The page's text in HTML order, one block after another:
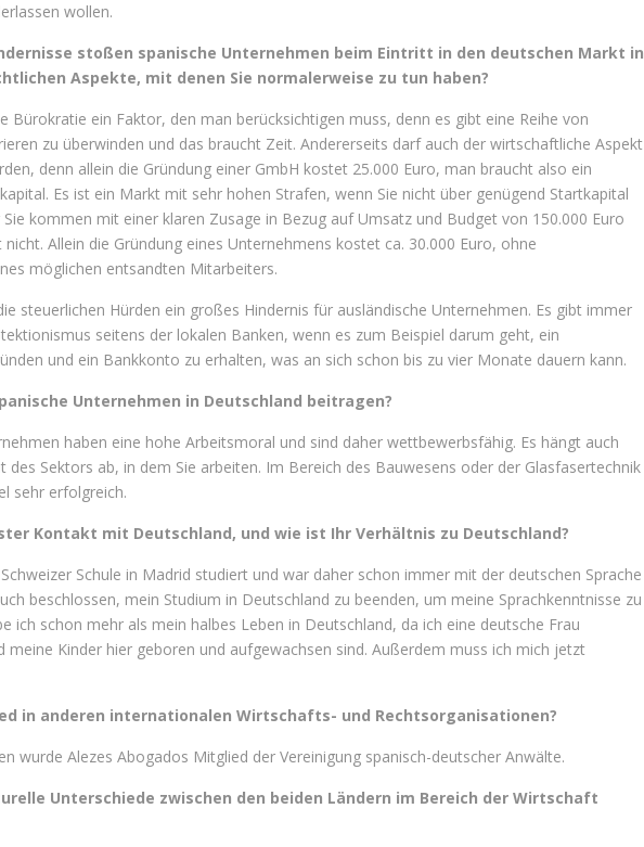
wollen.
stoßen spanische Unternehmen beim Eintritt in den deutschen Markt in
Aspekte, mit denen Sie normalerweise zu tun haben?
Bürokratie ein Faktor, den man berücksichtigen muss, denn es gibt eine Reihe von
zu überwinden und das braucht Zeit. Andererseits darf auch der wirtschaftliche Aspekt
denn allein die Gründung einer GmbH kostet 25.000 Euro, man braucht also ein
Es ist ein Markt mit sehr hohen Strafen, wenn Sie nicht über genügend Startkapital
kommen mit einer klaren Zusage in Bezug auf Umsatz und Budget von 150.000 Euro
Allein die Gründung eines Unternehmens kostet ca. 30.000 Euro, ohne
möglichen entsandten Mitarbeiters.
steuerlichen Hürden ein großes Hindernis für ausländische Unternehmen. Es gibt immer
seitens der lokalen Banken, wenn es zum Beispiel darum geht, ein
und ein Bankkonto zu erhalten, was an sich schon bis zu vier Monate dauern kann.
Unternehmen in Deutschland beitragen?
haben eine hohe Arbeitsmoral und sind daher wettbewerbsfähig. Es hängt auch
des Sektors ab, in dem Sie arbeiten. Im Bereich des Bauwesens oder der Glasfasertechnik
sehr erfolgreich.
Kontakt mit Deutschland, und wie ist Ihr Verhältnis zu Deutschland?
Schule in Madrid studiert und war daher schon immer mit der deutschen Sprache
beschlossen, mein Studium in Deutschland zu beenden, um meine Sprachkenntnisse zu
ich schon mehr als mein halbes Leben in Deutschland, da ich eine deutsche Frau
meine Kinder hier geboren und aufgewachsen sind. Außerdem muss ich mich jetzt
in anderen internationalen Wirtschafts- und Rechtsorganisationen?
wurde Alezes Abogados Mitglied der Vereinigung spanisch-deutscher Anwälte.
Unterschiede zwischen den beiden Ländern im Bereich der Wirtschaft